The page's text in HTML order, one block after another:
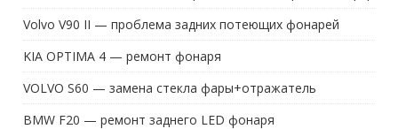
Volvo V90 II — проблема задних потеющих фонарей
KIA OPTIMA 4 — ремонт фонаря
VOLVO S60 — замена стекла фары+отражатель
BMW F20 — ремонт заднего LED фонаря